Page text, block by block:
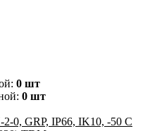
0 шт
0 шт
GRP, IP66, IK10, -50 С